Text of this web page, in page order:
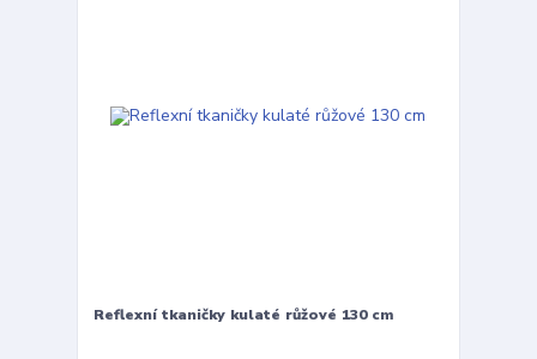
Reflexní tkaničky kulaté růžové 130 cm